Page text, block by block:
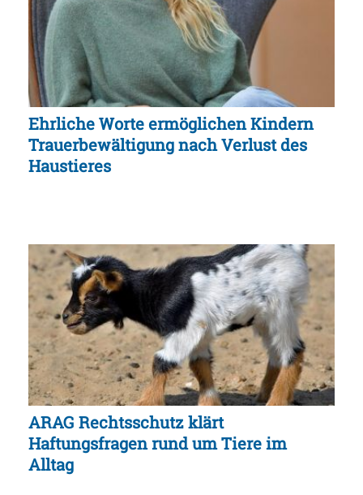
Ehrliche Worte ermöglichen Kindern
Trauerbewältigung nach Verlust des
Haustieres
ARAG Rechtsschutz klärt
Haftungsfragen rund um Tiere im
Alltag